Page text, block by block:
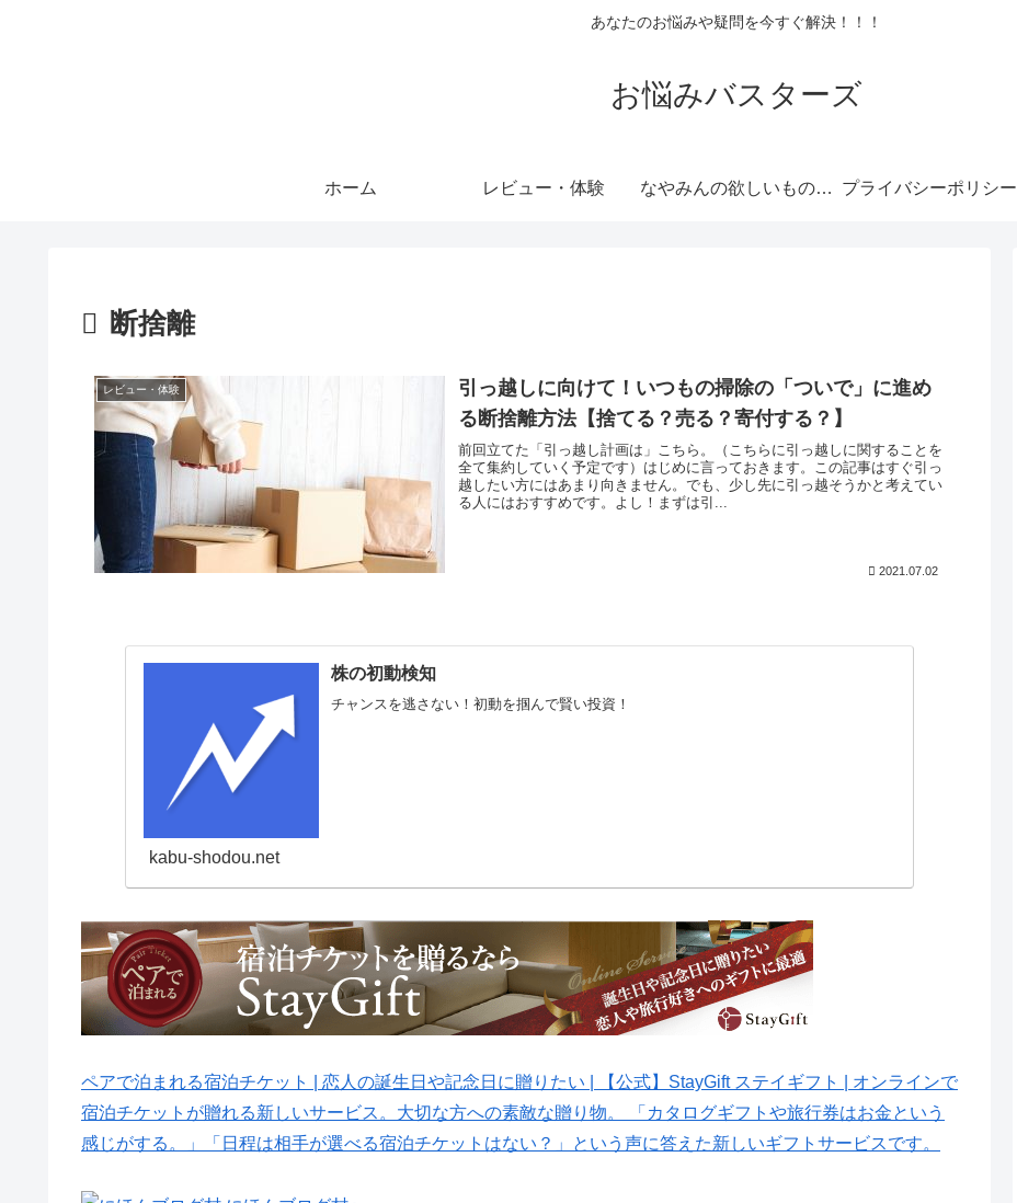
あなたのお悩みや疑問を今すぐ解決！！！
お悩みバスターズ
ホーム レビュー・体験 なやみんの欲しいものランキング プライバシーポリシー
断捨離
レビュー・体験
引っ越しに向けて！いつもの掃除の「ついで」に進め
る断捨離方法【捨てる？売る？寄付する？】
前回立てた「引っ越し計画は」こちら。（こちらに引っ越しに関することを
全て集約していく予定です）はじめに言っておきます。この記事はすぐ引っ
越したい方にはあまり向きません。でも、少し先に引っ越そうかと考えてい
る人にはおすすめです。よし！まずは引...
2021.07.02
株の初動検知
チャンスを逃さない！初動を掴んで賢い投資！
kabu-shodou.net
ペアで泊まれる宿泊チケット | 恋人の誕生日や記念日に贈りたい | 【公式】StayGift ステイギフト | オンラインで
宿泊チケットが贈れる新しいサービス。大切な方への素敵な贈り物。 「カタログギフトや旅行券はお金という
感じがする。」「日程は相手が選べる宿泊チケットはない？」という声に答えた新しいギフトサービスです。